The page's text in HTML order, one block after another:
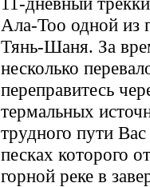
Ала-Тоо одной из
Тянь-Шаня. За
несколько
переправитесь
термальных
трудного пути
песках которого
горной реке в